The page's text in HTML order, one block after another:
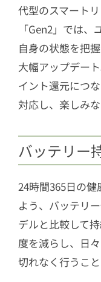
代型のスマート
「Gen2」では
自身の状態を把
大幅アップデー
イント還元につ
対応し、楽しみ
バッテリー
24時間365日の
よう、バッテリ
デルと比較して
度を減らし、日
切れなく行うこ